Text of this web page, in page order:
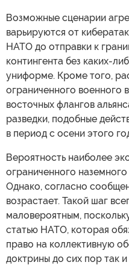
Возможные сценарии
варьируются от
НАТО до отправки к
контингента без каких-
униформе. Кроме того,
ограниченного военного
восточных флангов
разведки, подобные
в период с осени этого
Вероятность наиболее
ограниченного
Однако, согласно
возрастает. Такой шаг
маловероятным,
статью НАТО, которая
право на коллективную
доктрины до сих пор так